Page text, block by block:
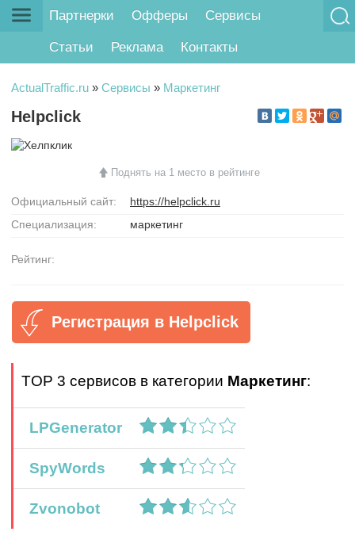
Партнерки Офферы Сервисы
Статьи Реклама Контакты
ActualTraffic.ru » Сервисы » Маркетинг
Helpclick
Поднять на 1 место в рейтинге
Официальный сайт:
https://helpclick.ru
Специализация:
маркетинг
Рейтинг:
Регистрация в Helpclick
TOP 3 сервисов в категории Маркетинг:
LPGenerator
SpyWords
Zvonobot